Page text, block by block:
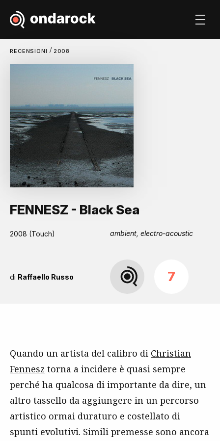
RECENSIONI / 2008
FENNESZ - Black Sea
2008 (Touch) ambient, electro-acoustic
di Raffaello Russo 7
Quando un artista del calibro di Christian
Fennesz torna a incidere è quasi sempre
perché ha qualcosa di importante da dire, un
altro tassello da aggiungere in un percorso
artistico ormai duraturo e costellato di
spunti evolutivi. Simili premesse sono ancora